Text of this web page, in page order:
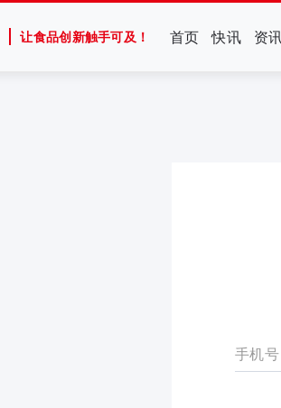
让食品创新触手可及！ 首页 快讯 资
手机号